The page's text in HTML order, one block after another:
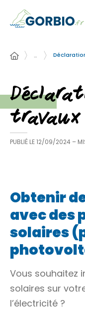
…
travaux
PUBLIÉ LE12/09/2024 –
Obtenir
avec des
solaires
Vous souhaitez
solaires sur
l’électricité ?